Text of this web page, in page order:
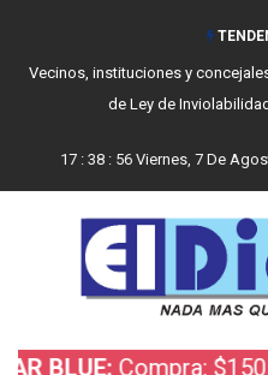
Vecinos, instituciones y
de Ley de
17: 38: 57 Viernes, 7 De
Compra: $1505 -